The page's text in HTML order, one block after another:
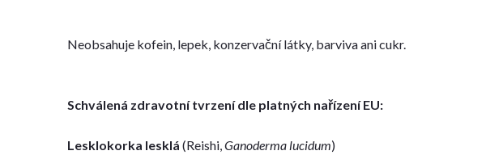
Neobsahuje kofein, lepek, konzervační látky, barviva ani cukr.
Schválená zdravotní tvrzení dle platných nařízení EU:
Lesklokorka lesklá (Reishi,Ganoderma lucidum)